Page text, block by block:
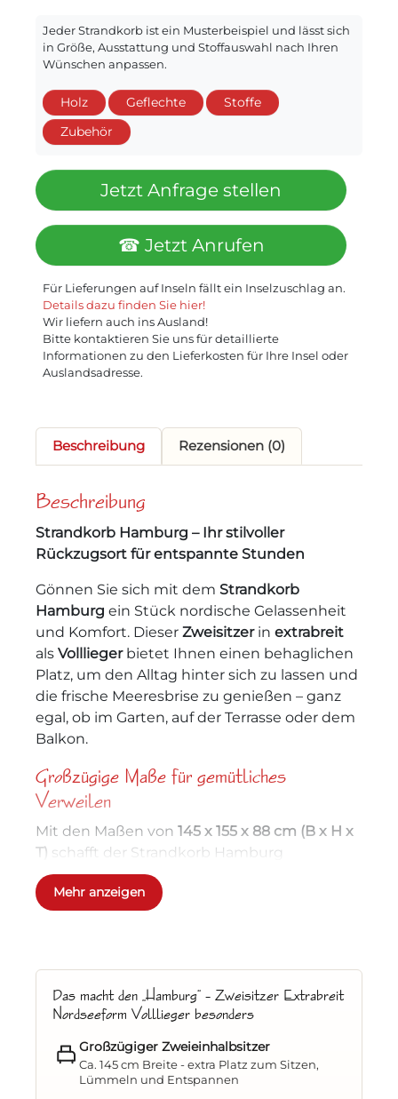
Jeder Strandkorb ist ein Musterbeispiel und lässt sich
in Größe, Ausstattung und Stoffauswahl nach Ihren
Wünschen anpassen.
Holz Geflechte
Stoffe
Zubehör
Jetzt Anfrage stellen
☎ Jetzt Anrufen
Für Lieferungen auf Inseln fällt ein Inselzuschlag an.
Details dazu finden Sie hier!
Wir liefern auch ins Ausland!
Bitte kontaktieren Sie uns für detaillierte
Informationen zu den Lieferkosten für Ihre Insel oder
Auslandsadresse.
Beschreibung Rezensionen (0)
Beschreibung
Strandkorb Hamburg – Ihr stilvoller
Rückzugsort für entspannte Stunden
Gönnen Sie sich mit dem Strandkorb
Hamburg ein Stück nordische Gelassenheit
und Komfort. Dieser Zweisitzerin extrabreit
als Vollliegerbietet Ihnen einen behaglichen
Platz, um den Alltag hinter sich zu lassen und
die frische Meeresbrise zu genießen – ganz
egal, ob im Garten, auf der Terrasse oder dem
Balkon.
Großzügige Maße für gemütliches
Verweilen
Mit den Maßen von 145 x 155 x 88 cm (B x H x
T) schafft der Strandkorb Hamburg
ausreichend Platz für entspannte Stunden zu
zweit oder auch ganz für Sie allein.
Kiefernholz, lasiert in warmem Teakfarben
– robust, wetterbeständig und natürlich
Geflecht aus wetterfestem PE kandis
pflegeleicht und modern
Mehr anzeigen
Das macht den „Hamburg“ – Zweisitzer Extrabreit
Nordseeform Volllieger besonders
Großzügiger Zweieinhalbsitzer
Ca. 145 cm Breite - extra Platz zum Sitzen,
Lümmeln und Entspannen